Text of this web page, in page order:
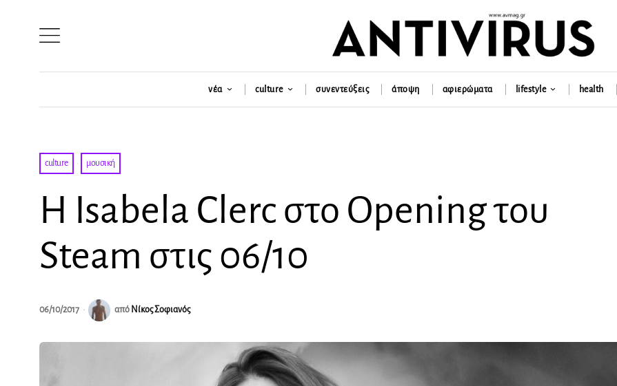
νέα culture συνεντεύξεις άποψη αφιερώματα lifestyle health
culture · μουσική
H Isabela Clerc στο Opening του
Steam στις 06/10
06/10/2017 από Νίκος Σοφιανός